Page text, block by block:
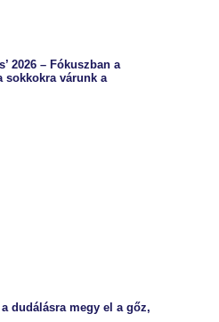
2026 – Fókuszban a
sokkokra várunk a
dudálásra megy el a gőz,